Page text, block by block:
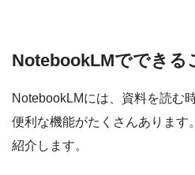
NotebookLMでできる
NotebookLMには、資料を読む
便利な機能がたくさんあります
紹介します。